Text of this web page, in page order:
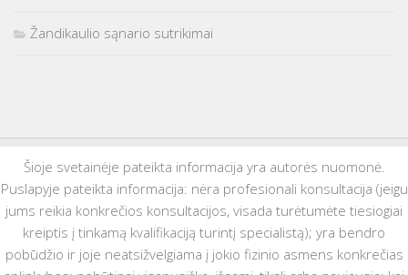
Žandikaulio sąnario sutrikimai
Šioje svetainėje pateikta informacija yra autorės nuomonė.
Puslapyje pateikta informacija: nėra profesionali konsultacija (jeigu
jums reikia konkrečios konsultacijos, visada turėtumėte tiesiogiai
kreiptis į tinkamą kvalifikaciją turintį specialistą); yra bendro
pobūdžio ir joje neatsižvelgiama į jokio fizinio asmens konkrečias